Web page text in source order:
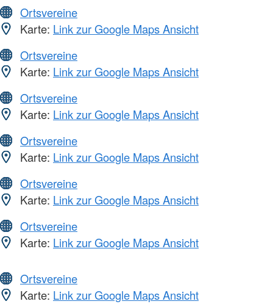
Ortsvereine
Karte: Link zur Google Maps Ansicht
Ortsvereine
Karte: Link zur Google Maps Ansicht
Ortsvereine
Karte: Link zur Google Maps Ansicht
Ortsvereine
Karte: Link zur Google Maps Ansicht
Ortsvereine
Karte: Link zur Google Maps Ansicht
Ortsvereine
Karte: Link zur Google Maps Ansicht
Ortsvereine
Karte: Link zur Google Maps Ansicht